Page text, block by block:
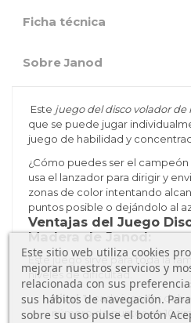
Ficha técnica
Sobre Janod
Este juego del disco volador de
que se puede jugar
juego de habilidad y
¿Cómo puedes ser el campeón
usa el lanzador para dirigir y
zonas de color intentando
puntos posible o dejándolo al
Ventajas del Juego
Madera de Janod:
Este juego sirve para toda la
niveles de dificultad.
Nivel 1:cada jugador
número de puntos en 10
Este sitio web utiliza cookies
mejorar nuestros servicios y
relacionada con sus
sus hábitos de navegación.
sobre su uso pulse el botón